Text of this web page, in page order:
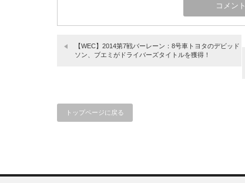
【WEC】2014第7戦バーレーン：8号車トヨタのデビッド
ソン、ブエミがドライバーズタイトルを獲得！
トップページに戻る